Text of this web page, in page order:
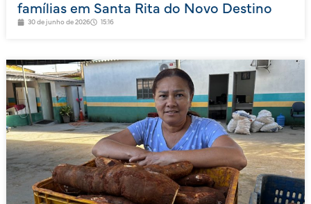
famílias em Santa Rita do Novo Destino
30 de junho de 2026 15:16